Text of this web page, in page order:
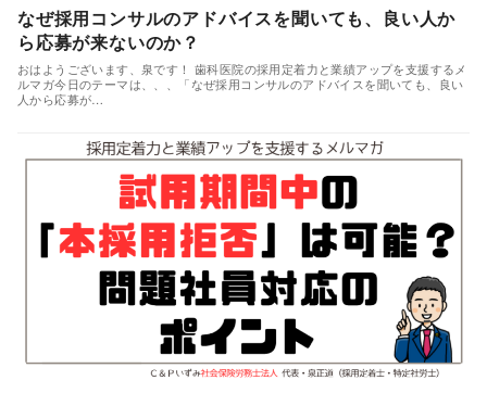
なぜ採用コンサルのアドバイスを聞いても、良い人か
ら応募が来ないのか？
おはようございます、泉です！ 歯科医院の採用定着力と業績アップを支援するメ
ルマガ今日のテーマは、、、「なぜ採用コンサルのアドバイスを聞いても、良い
人から応募が…